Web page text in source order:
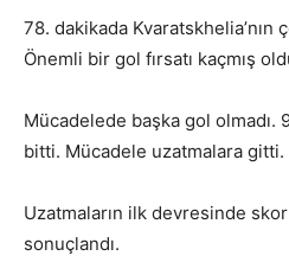
78. dakikada Kvaratskhelia’nın
Önemli bir gol fırsatı kaçmış
Mücadelede başka gol olmadı.
bitti. Mücadele uzatmalara gitti.
Uzatmaların ilk devresinde
sonuçlandı.